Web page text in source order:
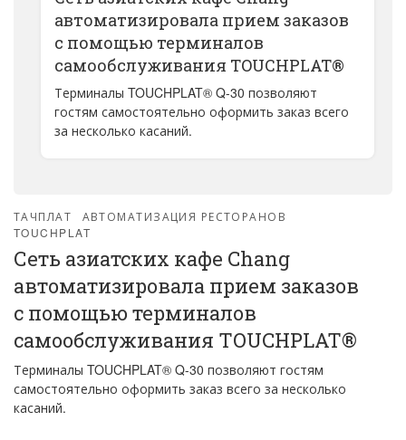
автоматизировала прием заказов
с помощью терминалов
самообслуживания TOUCHPLAT®
Терминалы TOUCHPLAT® Q-30 позволяют
гостям самостоятельно оформить заказ всего
за несколько касаний.
ТАЧПЛАТ
АВТОМАТИЗАЦИЯ РЕСТОРАНОВ
TOUCHPLAT
Сеть азиатских кафе Chang
автоматизировала прием заказов
с помощью терминалов
самообслуживания TOUCHPLAT®
Терминалы TOUCHPLAT® Q-30 позволяют гостям
самостоятельно оформить заказ всего за несколько
касаний.